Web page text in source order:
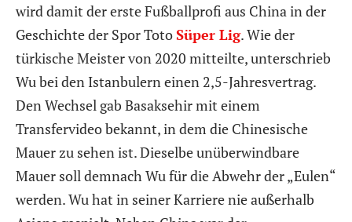
wird damit der erste Fußballprofi aus China in der
Geschichte der Spor TotoSüper Lig. Wie der
türkische Meister von 2020 mitteilte, unterschrieb
Wu bei den Istanbulern einen 2,5-Jahresvertrag.
Den Wechsel gab Basaksehir mit einem
Transfervideo bekannt, in dem die Chinesische
Mauer zu sehen ist. Dieselbe unüberwindbare
Mauer soll demnach Wu für die Abwehr der „Eulen“
werden. Wu hat in seiner Karriere nie außerhalb